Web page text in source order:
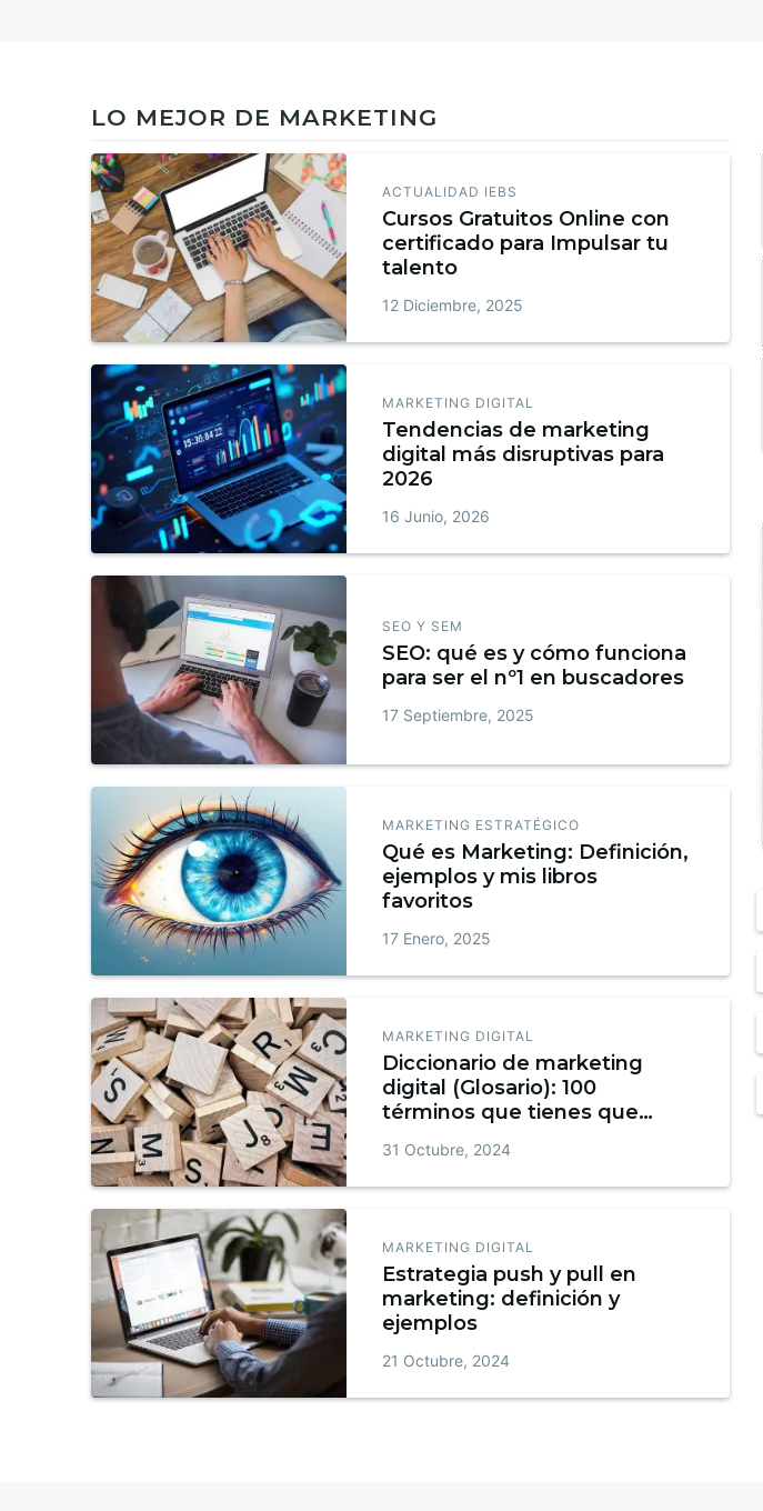
LO MEJOR DE MARKETING
ACTUALIDAD IEBS
Cursos Gratuitos Online con
certificado para Impulsar tu
talento
12 Diciembre, 2025
MARKETING DIGITAL
Tendencias de marketing
digital más disruptivas para
2026
16 Junio, 2026
SEO Y SEM
SEO: qué es y cómo funciona
para ser el nº1 en buscadores
17 Septiembre, 2025
MARKETING ESTRATÉGICO
Qué es Marketing: Definición,
ejemplos y mis libros
favoritos
17 Enero, 2025
MARKETING DIGITAL
Diccionario de marketing
digital (Glosario): 100
términos que tienes que
31 Octubre, 2024
MARKETING DIGITAL
Estrategia push y pull en
marketing: definición y
ejemplos
21 Octubre, 2024